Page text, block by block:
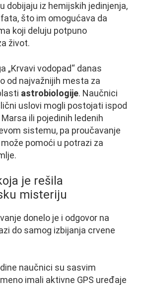
dobijaju iz hemijskih jedinjenja,
što im omogućava da
koji deluju potpuno
život.
„Krvavi vodopad“ danas
od najvažnijih mesta za
astrobiologije. Naučnici
uslovi mogli postojati ispod
ili pojedinih ledenih
sistemu, pa proučavanje
pomoći u potrazi za
je rešila
misteriju
donelo je i odgovor na
do samog izbijanja crvene
naučnici su sasvim
imali aktivne GPS uređaje